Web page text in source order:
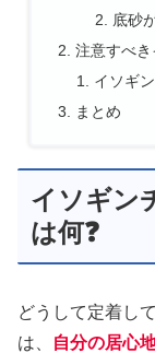
底砂
注意すべ
イソギ
まとめ
イソギン
は何❓
どうして定着し
は、
自分の居心